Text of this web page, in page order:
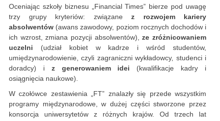
Oceniając szkoły biznesu „Financial Times” bierze pod uwagę
trzy grupy kryteriów: związane z rozwojem kariery
absolwentów (awans zawodowy, poziom rocznych dochodów i
ich wzrost, zmiana pozycji absolwentów),ze zróżnicowaniem
uczelni (udział kobiet w kadrze i wśród studentów,
umiędzynarodowienie, czyli zagraniczni wykładowcy, studenci i
doradcy) i z generowaniem idei (kwalifikacje kadry i
osiągnięcia naukowe).
W czołówce zestawienia „FT” znalazły się przede wszystkim
programy międzynarodowe, w dużej części stworzone przez
konsorcja uniwersytetów z różnych krajów. Od trzech lat